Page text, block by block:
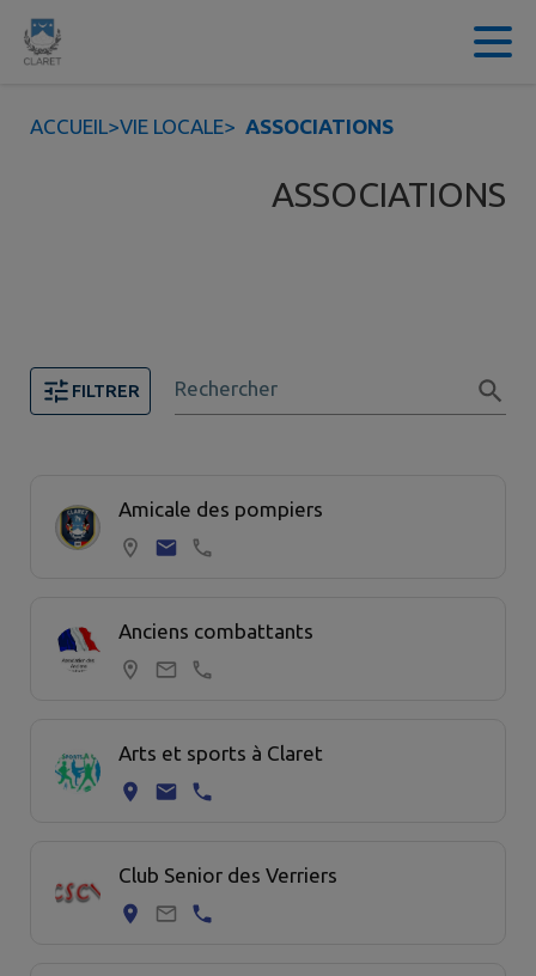
Contenu
ACCUEIL>VIE LOCALE> ASSOCIATIONS
ASSOCIATIONS
FILTRER Rechercher
Amicale des pompiers
Anciens combattants
Arts et sports à Claret
Club Senior des Verriers